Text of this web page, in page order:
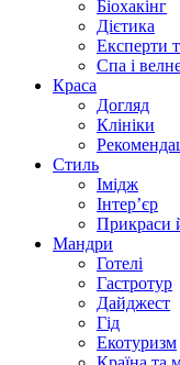
Біохакінг
Дієтика
Експерти
Спа i
Краса
Догляд
Клініки
Стиль
Імідж
Інтер’єр
Прикраси
Мандри
Готелі
Гастротур
Дайджест
Гід
Екотуризм